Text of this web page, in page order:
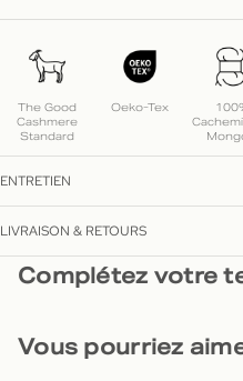
The Good
Cashmere
Standard
Oeko-Tex
ENTRETIEN
LIVRAISON & RETOURS
Complétez votre
Vous pourriez